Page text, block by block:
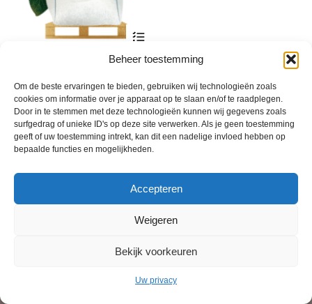
Beheer toestemming
Om de beste ervaringen te bieden, gebruiken wij technologieën zoals
cookies om informatie over je apparaat op te slaan en/of te raadplegen.
Door in te stemmen met deze technologieën kunnen wij gegevens zoals
surfgedrag of unieke ID's op deze site verwerken. Als je geen toestemming
geeft of uw toestemming intrekt, kan dit een nadelige invloed hebben op
bepaalde functies en mogelijkheden.
Accepteren
Weigeren
Bekijk voorkeuren
Uw privacy
meerdere
Deze
optie
kan
gekozen
worden
op
Bio-Kultura Tuinaarde + losse
39,30 € 282,50 Prijsklasse:
€ 39,30
tot
€ 282,50
incl. btw